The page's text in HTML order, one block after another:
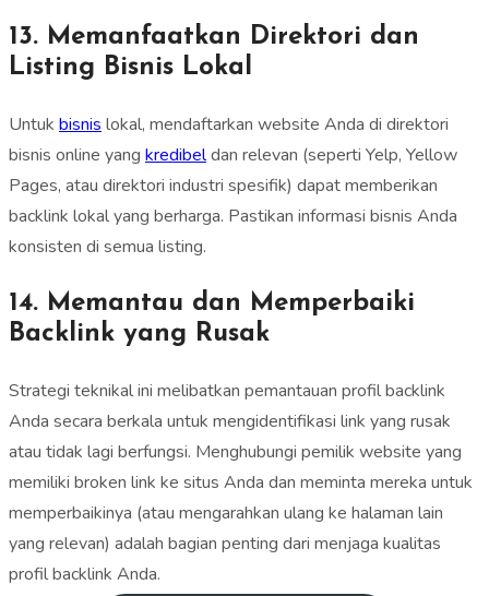
13. Memanfaatkan Direktori dan
Listing Bisnis Lokal
Untuk bisnis lokal, mendaftarkan website Anda di direktori
bisnis online yang kredibeldan relevan (seperti Yelp, Yellow
Pages, atau direktori industri spesifik) dapat memberikan
backlink lokal yang berharga. Pastikan informasi bisnis Anda
konsisten di semua listing.
14. Memantau dan Memperbaiki
Backlink yang Rusak
Strategi teknikal ini melibatkan pemantauan profil backlink
Anda secara berkala untuk mengidentifikasi link yang rusak
atau tidak lagi berfungsi. Menghubungi pemilik website yang
memiliki broken link ke situs Anda dan meminta mereka untuk
memperbaikinya (atau mengarahkan ulang ke halaman lain
yang relevan) adalah bagian penting dari menjaga kualitas
profil backlink Anda.